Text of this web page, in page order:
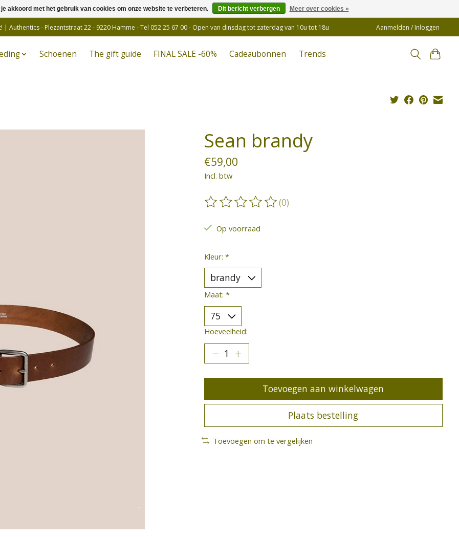
- Plezantstraat 22 - 9220 Hamme - Tel 052 25 67 00 - Open van dinsdag tot zaterdag van 10u tot 18u Aanmelden / Inloggen
Schoenen The gift guide FINAL SALE -60% Cadeaubonnen Trends
Sean brandy
€59,00
Incl. btw
De beoordeling van dit product is
(0)
Op voorraad
Kleur: *
Maat: *
Hoeveelheid:
Toevoegen aan winkelwagen
Plaats bestelling
Toevoegen om te vergelijken
akkoord met het gebruik van cookies om onze website te verbeteren. Dit bericht verbergen Meer over cookies »